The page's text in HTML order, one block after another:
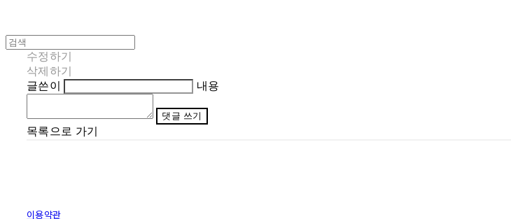
수정하기
삭제하기
글쓴이
내용
댓글 쓰기
목록으로 가기
이용약관